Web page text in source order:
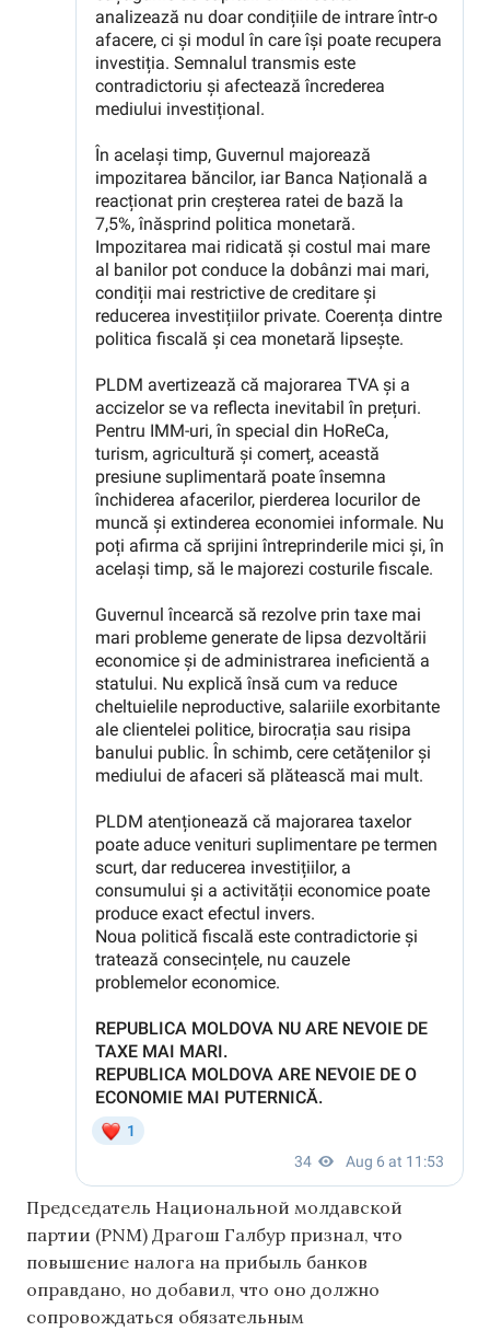
Председатель Национальной молдавской
партии (PNM) Драгош Галбур признал, что
повышение налога на прибыль банков
оправдано, но добавил, что оно должно
сопровождаться обязательным